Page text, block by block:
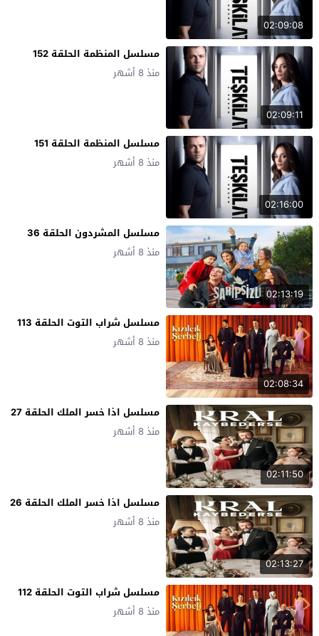
02:09:08
02:09:11
مسلسل المنظمة الحلقة 152
منذ 8 أشهر
02:16:00
مسلسل المنظمة الحلقة 151
منذ 8 أشهر
02:13:19
مسلسل المشردون الحلقة 36
منذ 8 أشهر
02:08:34
مسلسل شراب التوت الحلقة 113
منذ 8 أشهر
02:11:50
مسلسل اذا خسر الملك الحلقة 27
منذ 8 أشهر
02:13:27
مسلسل اذا خسر الملك الحلقة 26
منذ 8 أشهر
مسلسل شراب التوت الحلقة 112
منذ 8 أشهر